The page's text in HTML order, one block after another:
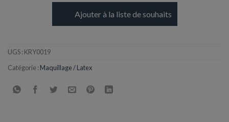
Ajouter à la liste de souhaits
UGS : KRY0019
Catégorie : Maquillage / Latex